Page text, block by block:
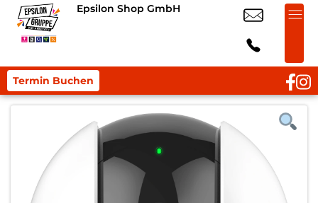
Epsilon Shop GmbH
Termin Buchen